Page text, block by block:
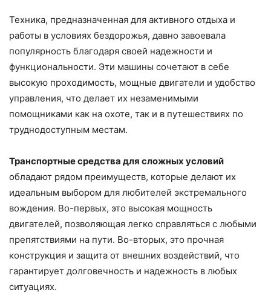
Техника, предназначенная для активного отдыха и
работы в условиях бездорожья, давно завоевала
популярность благодаря своей надежности и
функциональности. Эти машины сочетают в себе
высокую проходимость, мощные двигатели и удобство
управления, что делает их незаменимыми
помощниками как на охоте, так и в путешествиях по
труднодоступным местам.
Транспортные средства для сложных условий
обладают рядом преимуществ, которые делают их
идеальным выбором для любителей экстремального
вождения. Во-первых, это высокая мощность
двигателей, позволяющая легко справляться с любыми
препятствиями на пути. Во-вторых, это прочная
конструкция и защита от внешних воздействий, что
гарантирует долговечность и надежность в любых
ситуациях.